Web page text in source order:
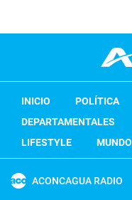
INICIO POLÍTICA
DEPARTAMENTALES
LIFESTYLE
MUNDO
ACONCAGUA RADIO